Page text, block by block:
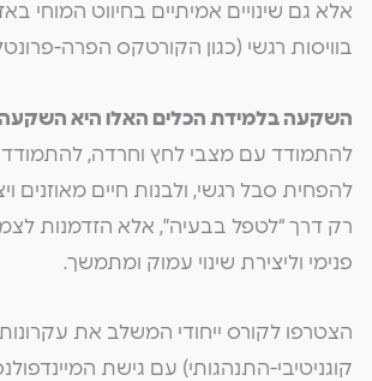
אלא גם שינויים אמיתיים בחיווט המוחי
בוויסות רגשי (כגון הקורטקס הפרה-
השקעה בלמידת הכלים האלו היא
להתמודד עם מצבי לחץ וחרדה, להתמודד
להפחית סבל רגשי, ולבנות חיים מאוזנים
רק דרך “לטפל בבעיה”, אלא הזדמנות
פנימי וליצירת שינוי עמוק ומתמשך.
קוגניטיבי-התנהגותי) עם גישת